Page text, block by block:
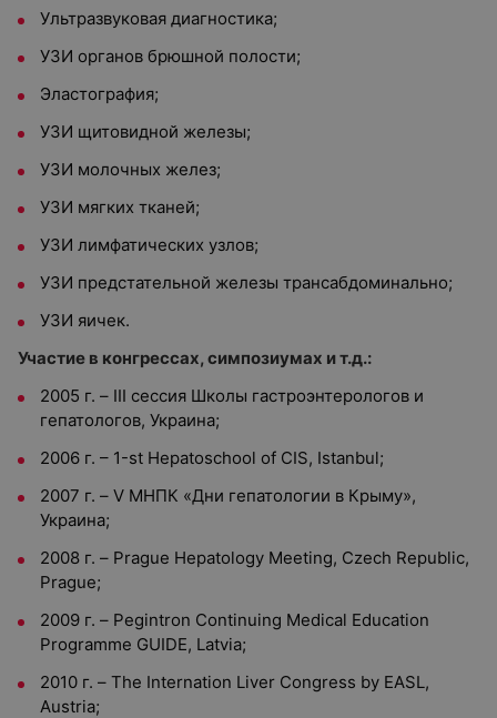
Ультразвуковая диагностика;
УЗИ органов брюшной полости;
Эластография;
УЗИ щитовидной железы;
УЗИ молочных желез;
УЗИ мягких тканей;
УЗИ лимфатических узлов;
УЗИ предстательной железы трансабдоминально;
УЗИ яичек.
Участие в конгрессах, симпозиумах и т.д.:
2005 г. – III сессия Школы гастроэнтерологов и
гепатологов, Украина;
2006 г. – 1-st Hepatoschool of CIS, Istanbul;
2007 г. – V МНПК «Дни гепатологии в Крыму»,
Украина;
2008 г. – Prague Hepatology Meeting, Czech Republic,
Prague;
2009 г. – Pegintron Continuing Medical Education
Programme GUIDE, Latvia;
2010 г. – The Internation Liver Congress by EASL,
Austria;